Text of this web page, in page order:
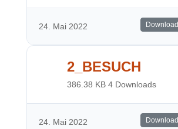
24. Mai 2022 Download
2_BESUCH
386.38 KB 4 Downloads
24. Mai 2022 Download